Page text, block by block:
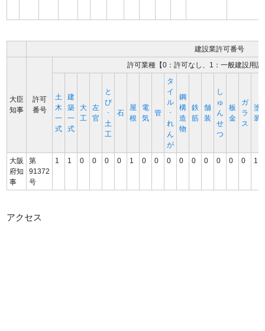
建設業許可番号
大臣
知事
許可
番号
許可業種【0：許可なし、1：一般建設用
土
木
一
式
建
築
一
式
大
工
左
官
と
び
･
土
工
石
屋
根
電
気
管
タ
イ
ル
･
れ
ん
が
鋼
構
造
物
鉄
筋
舗
装
し
ゅ
ん
せ
つ
板
金
ガ
ラ
ス
塗
装
大阪
府知
事
第
91372
号
1 1 0 0 0 0 1 0 0 0 0 0 0 0 0 0 1
アクセス